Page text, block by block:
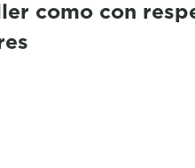
como con